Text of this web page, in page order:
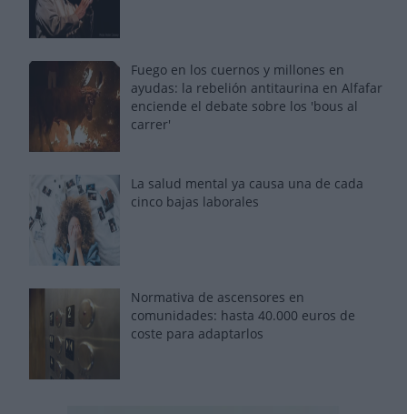
Fuego en los cuernos y millones en
ayudas: la rebelión antitaurina en Alfafar
enciende el debate sobre los 'bous al
carrer'
La salud mental ya causa una de cada
cinco bajas laborales
Normativa de ascensores en
comunidades: hasta 40.000 euros de
coste para adaptarlos